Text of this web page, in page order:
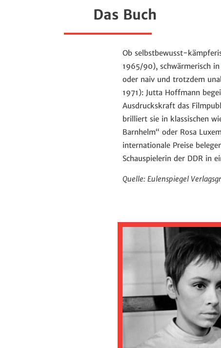
Das Buch
Ob selbstbewusst-
1965/90), schwärmerisch in
oder naiv und trotzdem
1971): Jutta Hoffmann
Ausdruckskraft das
brilliert sie in klassischen
Barnhelm“ oder Rosa
internationale Preise
Schauspielerin der DDR in
Quelle: Eulenspiegel